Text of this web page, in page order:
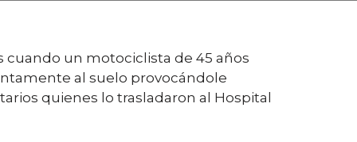
cuando un motociclista de 45 años
al suelo provocándole
quienes lo trasladaron al Hospital